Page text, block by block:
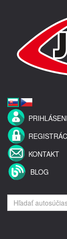
KONTAKT
BLOG